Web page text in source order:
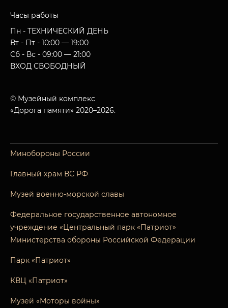
Часы работы
Пн - ТЕХНИЧЕСКИЙ ДЕНЬ
Вт - Пт - 10:00 — 19:00
Сб - Вс - 09:00 — 21:00
ВХОД СВОБОДНЫЙ
© Музейный комплекс
«Дорога памяти» 2020–2026.
Минобороны России
Главный храм ВС РФ
Музей военно-морской славы
Федеральное государственное автономное
учреждение «Центральный парк «Патриот»
Министерства обороны Российской Федерации
Парк «Патриот»
КВЦ «Патриот»
Музей «Моторы войны»